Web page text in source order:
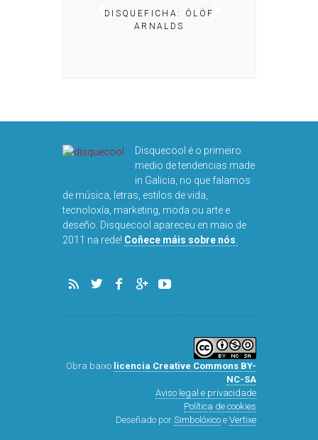
DISQUEFICHA: ÓLÖF
ARNALDS
Disquecool é o primeiro
medio de tendencias made
in Galicia, no que falamos
de música, letras, estilos de vida,
tecnoloxía, marketing, moda ou arte e
deseño. Disquecool apareceu en maio de
2011 na rede! Coñece máis sobre nós
Obra baixo licencia Creative Commons BY-
NC-SA
Aviso legal e privacidade
Política de cookies
Deseñado por Simbolóxicoe Vertixe